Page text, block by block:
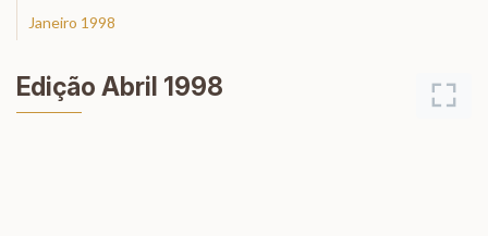
Janeiro 1998
Edição Abril 1998